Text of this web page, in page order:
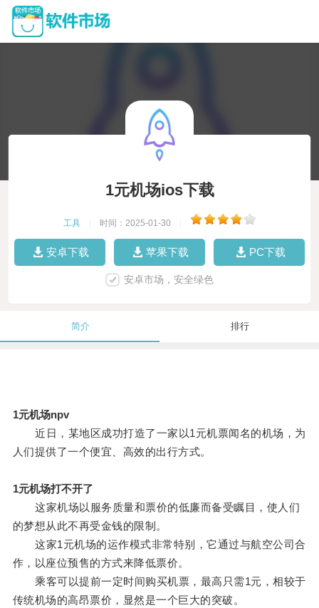
1元机场ios下载
工具 时间：2025-01-30
安卓下载 苹果下载 PC下载
安卓市场，安全绿色
简介 排行
1元机场npv
近日，某地区成功打造了一家以1元机票闻名的机场，为
人们提供了一个便宜、高效的出行方式。
1元机场打不开了
这家机场以服务质量和票价的低廉而备受瞩目，使人们
的梦想从此不再受金钱的限制。
这家1元机场的运作模式非常特别，它通过与航空公司合
作，以座位预售的方式来降低票价。
乘客可以提前一定时间购买机票，最高只需1元，相较于
传统机场的高昂票价，显然是一个巨大的突破。